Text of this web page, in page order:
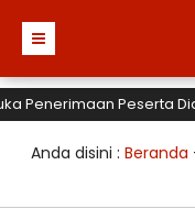
Peserta Didik
Anda disini : Beranda